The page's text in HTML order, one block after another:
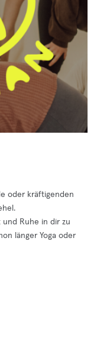
oder kräftigenden
und Ruhe in dir zu
länger Yoga oder